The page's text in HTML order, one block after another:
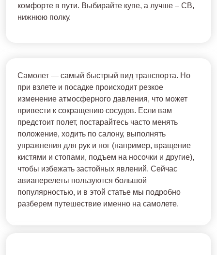
комфорте в пути. Выбирайте купе, а лучше – СВ,
нижнюю полку.
Самолет — самый быстрый вид транспорта. Но
при взлете и посадке происходит резкое
изменение атмосферного давления, что может
привести к сокращению сосудов. Если вам
предстоит полет, постарайтесь часто менять
положение, ходить по салону, выполнять
упражнения для рук и ног (например, вращение
кистями и стопами, подъем на носочки и другие),
чтобы избежать застойных явлений. Сейчас
авиаперелеты пользуются большой
популярностью, и в этой статье мы подробно
разберем путешествие именно на самолете.